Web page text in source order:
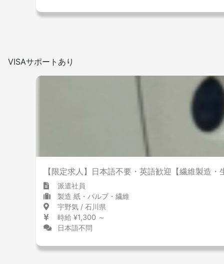
VISAサポートあり
【限定求人】日本語不要・英語歓迎【繊維製造
派遣社員
製造 紙・パルプ・繊維
宇野気 / 石川県
時給 ¥1,300 ～
日本語不問